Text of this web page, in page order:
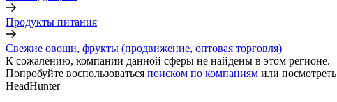
Продукты питания
Свежие овощи, фрукты (продвижение, оптовая торговля)
К сожалению, компании данной сферы не найдены в этом регионе.
Попробуйте воспользоваться поиском по компаниям или посмотреть
HeadHunter